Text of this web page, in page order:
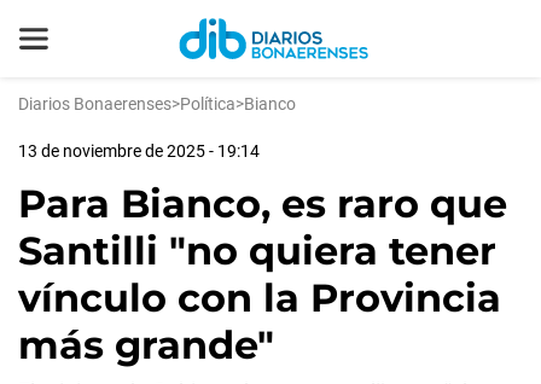
Diarios Bonaerenses>Política>Bianco
13 de noviembre de 2025 - 19:14
Para Bianco, es raro que
Santilli "no quiera tener
vínculo con la Provincia
más grande"